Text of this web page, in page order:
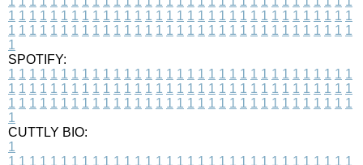
1 1 1 1 1 1 1 1 1 1 1 1 1 1 1 1 1 1 1 1 1 1 1 1 1 1 1 1 1 1 1 1 1
1 1 1 1 1 1 1 1 1 1 1 1 1 1 1 1 1 1 1 1 1 1 1 1 1 1 1 1 1 1 1 1 1
1
SPOTIFY:
1 1 1 1 1 1 1 1 1 1 1 1 1 1 1 1 1 1 1 1 1 1 1 1 1 1 1 1 1 1 1 1 1
1 1 1 1 1 1 1 1 1 1 1 1 1 1 1 1 1 1 1 1 1 1 1 1 1 1 1 1 1 1 1 1 1
1 1 1 1 1 1 1 1 1 1 1 1 1 1 1 1 1 1 1 1 1 1 1 1 1 1 1 1 1 1 1 1 1
1
CUTTLY BIO:
1
1 1 1 1 1 1 1 1 1 1 1 1 1 1 1 1 1 1 1 1 1 1 1 1 1 1 1 1 1 1 1 1 1